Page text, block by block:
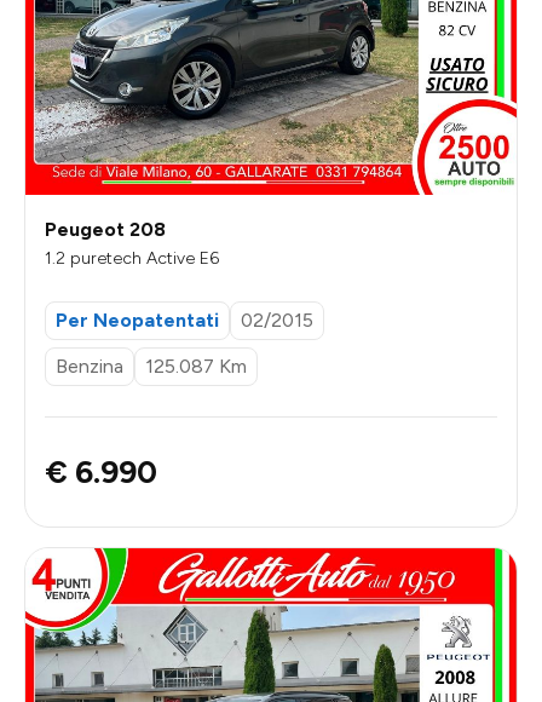
Peugeot 208
1.2 puretech Active E6
Per Neopatentati
02/2015
Benzina
125.087 Km
€ 6.990